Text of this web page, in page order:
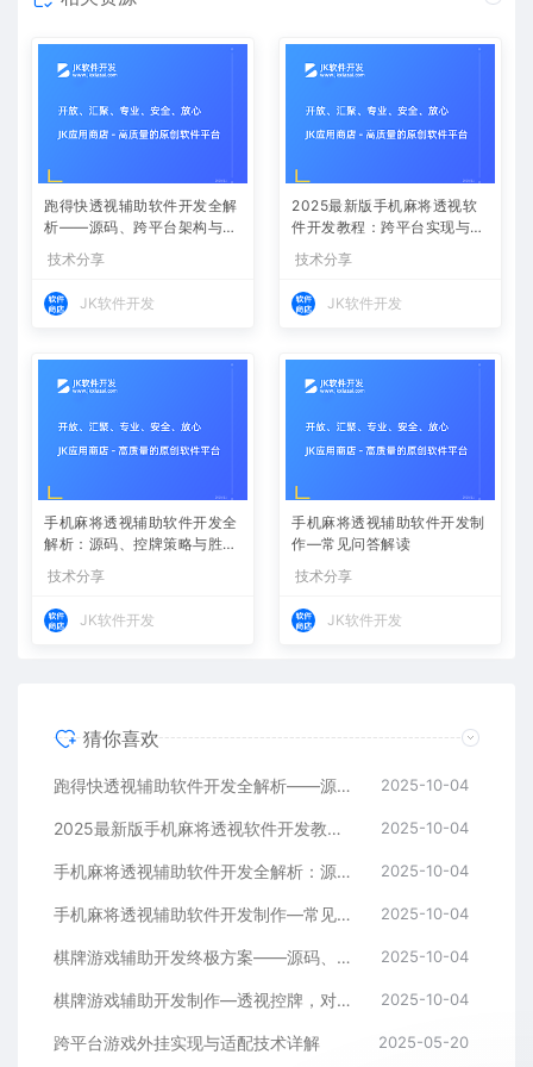
跑得快透视辅助软件开发全解
析——源码、跨平台架构与控
牌算法
技术分享
JK软件开发
2025最新版手机麻将透视软
件开发教程：跨平台实现与安
全防封方案
技术分享
JK软件开发
手机麻将透视辅助软件开发全
解析：源码、控牌策略与胜率
技术分享
JK软件开发
手机麻将透视辅助软件开发制
作—常见问答解读
技术分享
JK软件开发
猜你喜欢
跑得快透视辅助软件开发全解析——源码、跨平台架构与控牌算法 2025-10-04
2025最新版手机麻将透视软件开发教程：跨平台实现与安全防封方案 2025-10-04
手机麻将透视辅助软件开发全解析：源码、控牌策略与胜率调节 2025-10-04
手机麻将透视辅助软件开发制作—常见问答解读 2025-10-04
棋牌游戏辅助开发终极方案——源码、架构与算法全解析 2025-10-04
棋牌游戏辅助开发制作—透视控牌，对局胜率调节源码解析与逻辑全流程 2025-10-04
跨平台游戏外挂实现与适配技术详解 2025-05-20